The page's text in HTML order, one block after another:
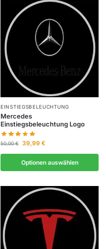
EINSTIEGSBELEUCHTUNG
Mercedes
Einstiegsbeleuchtung Logo
50,00€ 39,99 €
Optionen auswählen